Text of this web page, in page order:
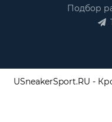
Подбор
USneakerSport.RU -